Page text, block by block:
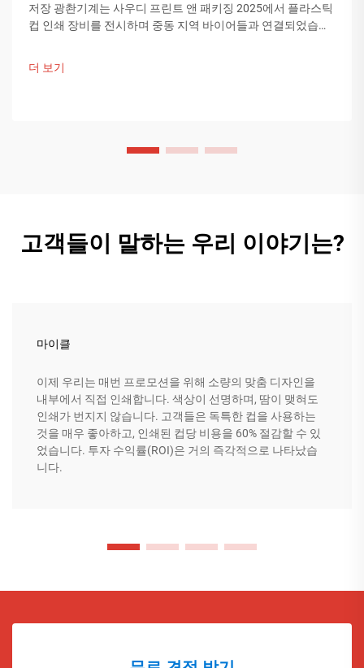
저장 광촨기계는 사우디 프린트 앤 패키징 2025에서 플라스틱
컵 인쇄 장비를 전시하며 중동 지역 바이어들과 연결되었습니
더 보기
고객들이 말하는 우리 이야기는?
마이클
이제 우리는 매번 프로모션을 위해 소량의 맞춤 디자인을
내부에서 직접 인쇄합니다. 색상이 선명하며, 땀이 맺혀도
인쇄가 번지지 않습니다. 고객들은 독특한 컵을 사용하는
것을 매우 좋아하고, 인쇄된 컵당 비용을 60% 절감할 수 있
었습니다. 투자 수익률(ROI)은 거의 즉각적으로 나타났습
니다.